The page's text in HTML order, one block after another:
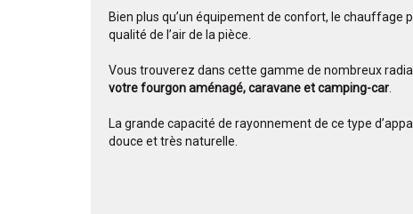
Bien plus qu’un équipement de confort, le chauffage
qualité de l’air de la pièce.
Vous trouverez dans cette gamme de nombreux
votre fourgon aménagé, caravane et camping-car.
La grande capacité de rayonnement de ce type
douce et très naturelle.